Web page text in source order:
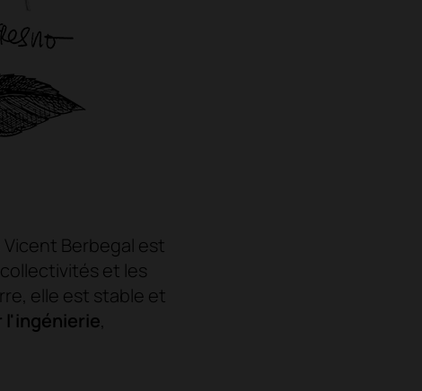
Berbegal est
et les
elle est stable et
l'ingénierie,